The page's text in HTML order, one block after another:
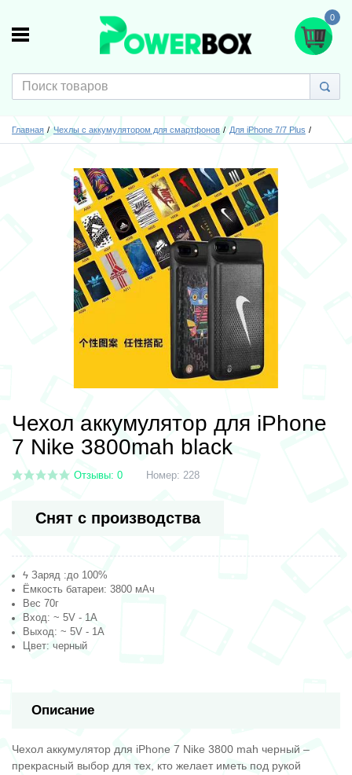
0
Главная Чехлы с аккумулятором для смартфонов Для iPhone 7/7 Plus
Чехол аккумулятор для iPhone
7 Nike 3800mah black
Отзывы: 0 Номер: 228
Снят с производства
ϟ Заряд :до 100%
Ёмкость батареи: 3800 мАч
Вес 70г
Вход: ~ 5V - 1A
Выход: ~ 5V - 1A
Цвет: черный
Описание
Чехол аккумулятор для iPhone 7 Nike 3800 mah черный –
прекрасный выбор для тех, кто желает иметь под рукой